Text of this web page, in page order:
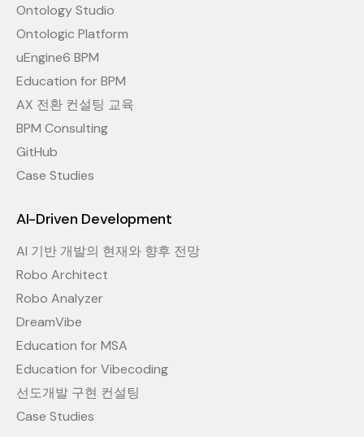
Ontology Studio
Ontologic Platform
uEngine6 BPM
Education for BPM
AX 전환 컨설팅 교육
BPM Consulting
GitHub
Case Studies
AI-Driven Development
AI 기반 개발의 현재와 향후 전망
Robo Architect
Robo Analyzer
DreamVibe
Education for MSA
Education for Vibecoding
선도개발 구현 컨설팅
Case Studies